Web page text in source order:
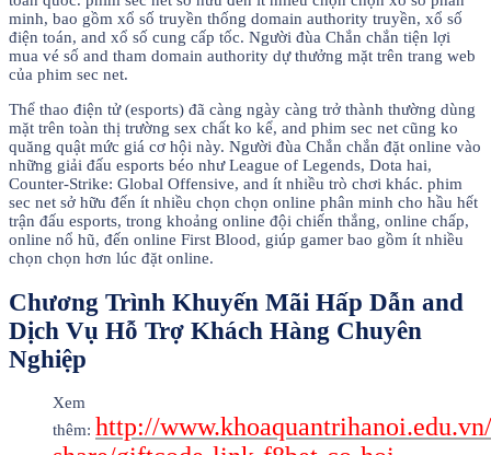
minh, bao gồm xổ số truyền thống domain authority truyền, xổ số
điện toán, and xổ số cung cấp tốc. Người đùa Chắn chắn tiện lợi
mua vé số and tham domain authority dự thưởng mặt trên trang web
của phim sec net.
Thể thao điện tử (esports) đã càng ngày càng trở thành thường dùng
mặt trên toàn thị trường sex chất ko kể, and phim sec net cũng ko
quăng quật mức giá cơ hội này. Người đùa Chắn chắn đặt online vào
những giải đấu esports béo như League of Legends, Dota hai,
Counter-Strike: Global Offensive, and ít nhiều trò chơi khác. phim
sec net sở hữu đến ít nhiều chọn chọn online phân minh cho hầu hết
trận đấu esports, trong khoảng online đội chiến thắng, online chấp,
online nổ hũ, đến online First Blood, giúp gamer bao gồm ít nhiều
chọn chọn hơn lúc đặt online.
Chương Trình Khuyến Mãi Hấp Dẫn and
Dịch Vụ Hỗ Trợ Khách Hàng Chuyên
Nghiệp
Xem
thêm: http://